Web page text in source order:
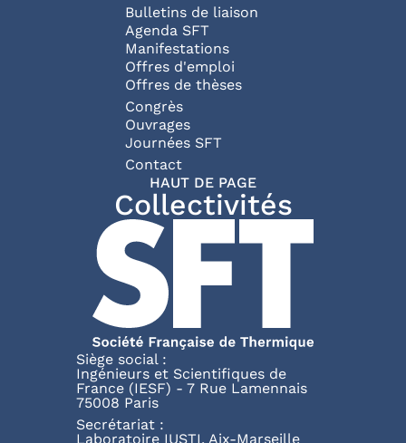
Bulletins de liaison
Agenda SFT
Manifestations
Offres d'emploi
Offres de thèses
Congrès
Ouvrages
Journées SFT
Pied de page
Contact
HAUT DE PAGE
Collectivités
Siège social :
Ingénieurs et Scientifiques de
France (IESF) - 7 Rue Lamennais
75008 Paris
Secrétariat :
Laboratoire IUSTI, Aix-Marseille